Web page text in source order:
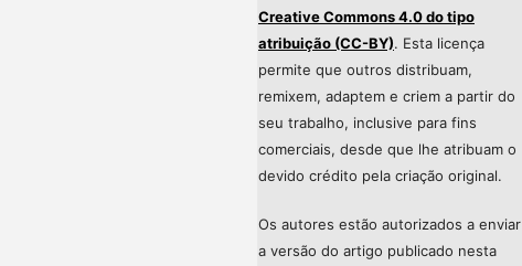
Creative Commons 4.0 do tipo
atribuição (CC-BY). Esta licença
permite que outros distribuam,
remixem, adaptem e criem a partir do
seu trabalho, inclusive para fins
comerciais, desde que lhe atribuam o
devido crédito pela criação original.
Os autores estão autorizados a enviar
a versão do artigo publicado nesta